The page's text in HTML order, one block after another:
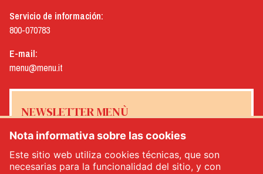
Servicio de información:
800-070783
E-mail:
menu@menu.it
NEWSLETTER MENÙ
Sí, me gustaría recibir el boletín de noticias de Menù*
Nota informativa sobre las cookies
Este sitio web utiliza cookies técnicas, que son
necesarias para la funcionalidad del sitio, y con